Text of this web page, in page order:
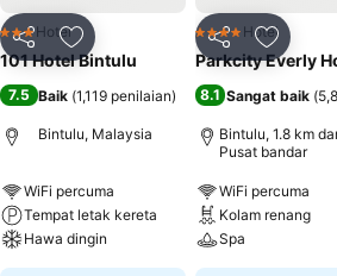
Kongsi Tambah ke favorit
3 Bintang
Hotel
101 Hotel Bintulu
7.5 Baik (1,119 penilaian)
Bintulu, Malaysia
WiFi percuma
Tempat letak kereta
Hawa dingin
Kongsi
4 BintangHotel
Parkcity Everly
8.1 Sangat baik (
Bintulu, 1.8 km
Pusat bandar
WiFi percuma
Kolam renang
Spa